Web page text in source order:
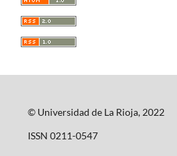
© Universidad de La Rioja, 2022
ISSN 0211-0547